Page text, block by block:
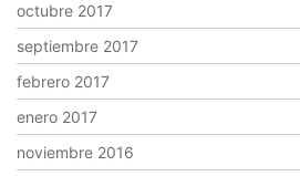
octubre 2017
septiembre 2017
febrero 2017
enero 2017
noviembre 2016